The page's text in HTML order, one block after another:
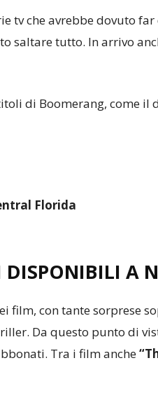
tv che avrebbe dovuto
saltare tutto. In arrivo
di Boomerang, come il
Florida
A
film, con tante sorprese
Da questo punto di
Tra i film anche